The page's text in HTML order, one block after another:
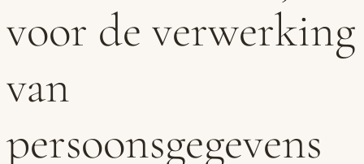
voor de verwerking
van
persoonsgegevens